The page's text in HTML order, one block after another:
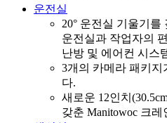
운전실
20° 운전실 기울기를
운전실과 작업자의
난방 및 에어컨 시스
3개의 카메라 패키지
다.
새로운 12인치
갖춘 Manitowoc 크